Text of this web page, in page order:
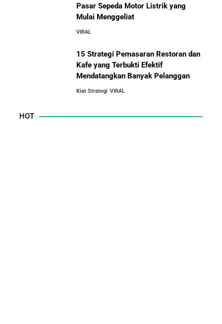
Pasar Sepeda Motor Listrik yang
Mulai Menggeliat
VIRAL
15 Strategi Pemasaran Restoran dan
Kafe yang Terbukti Efektif
Mendatangkan Banyak Pelanggan
Kiat Strategi VIRAL
HOT